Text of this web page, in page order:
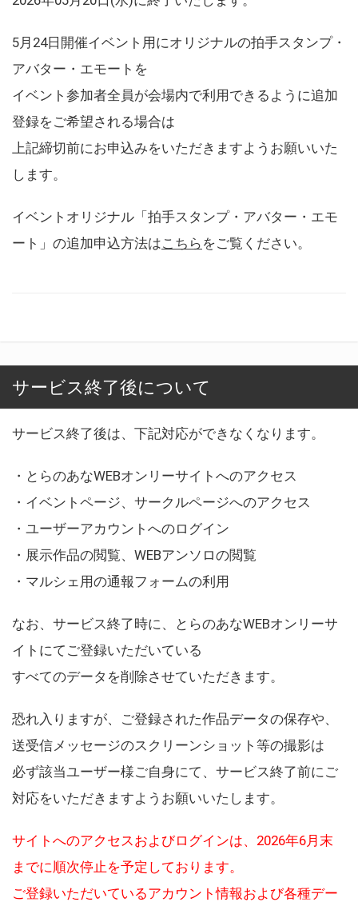
5月24日開催イベント用にオリジナルの拍手スタンプ・
アバター・エモートを
イベント参加者全員が会場内で利用できるように追加
登録をご希望される場合は
上記締切前にお申込みをいただきますようお願いいた
します。
イベントオリジナル「拍手スタンプ・アバター・エモ
ート」の追加申込方法はこちら をご覧ください。
サービス終了後について
サービス終了後は、下記対応ができなくなります。
・とらのあなWEBオンリーサイトへのアクセス
・イベントページ、サークルページへのアクセス
・ユーザーアカウントへのログイン
・展示作品の閲覧、WEBアンソロの閲覧
・マルシェ用の通報フォームの利用
なお、サービス終了時に、とらのあなWEBオンリーサ
イトにてご登録いただいている
すべてのデータを削除させていただきます。
恐れ入りますが、ご登録された作品データの保存や、
送受信メッセージのスクリーンショット等の撮影は
必ず該当ユーザー様ご自身にて、サービス終了前にご
対応をいただきますようお願いいたします。
サイトへのアクセスおよびログインは、2026年6月末
までに順次停止を予定しております。
ご登録いただいているアカウント情報および各種デー